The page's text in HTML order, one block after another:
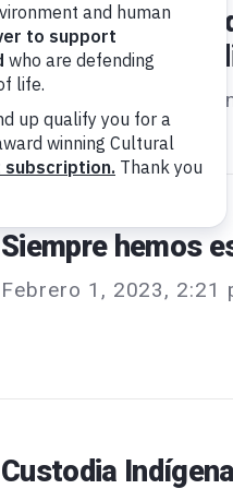
Salvaguardar los
través de los
Marzo 7, 2023, 1:11
Siempre hemos
Febrero 1, 2023, 2:21
Custodia